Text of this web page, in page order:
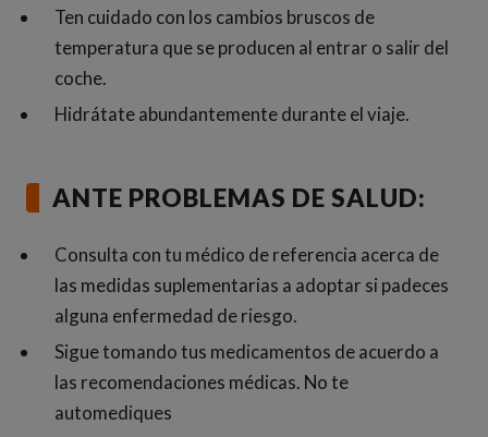
Ten cuidado con los cambios bruscos de
temperatura que se producen al entrar o salir del
coche.
Hidrátate abundantemente durante el viaje.
ANTE PROBLEMAS DE SALUD:
Consulta con tu médico de referencia acerca de
las medidas suplementarias a adoptar si padeces
alguna enfermedad de riesgo.
Sigue tomando tus medicamentos de acuerdo a
las recomendaciones médicas. No te
automediques